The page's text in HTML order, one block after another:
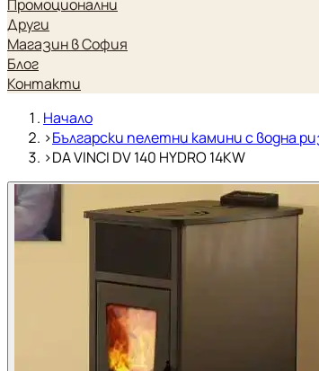
Промоционални
Други
Магазин в София
Блог
Контакти
Начало
›Български пелетни камини с водна
›DA VINCI DV 140 HYDRO 14KW